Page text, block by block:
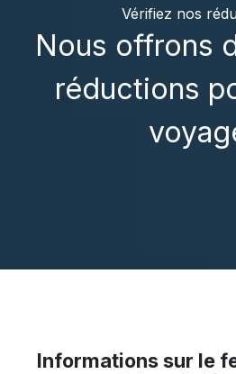
Vérifiez nos
Nous offrons
réductions
Informations sur le